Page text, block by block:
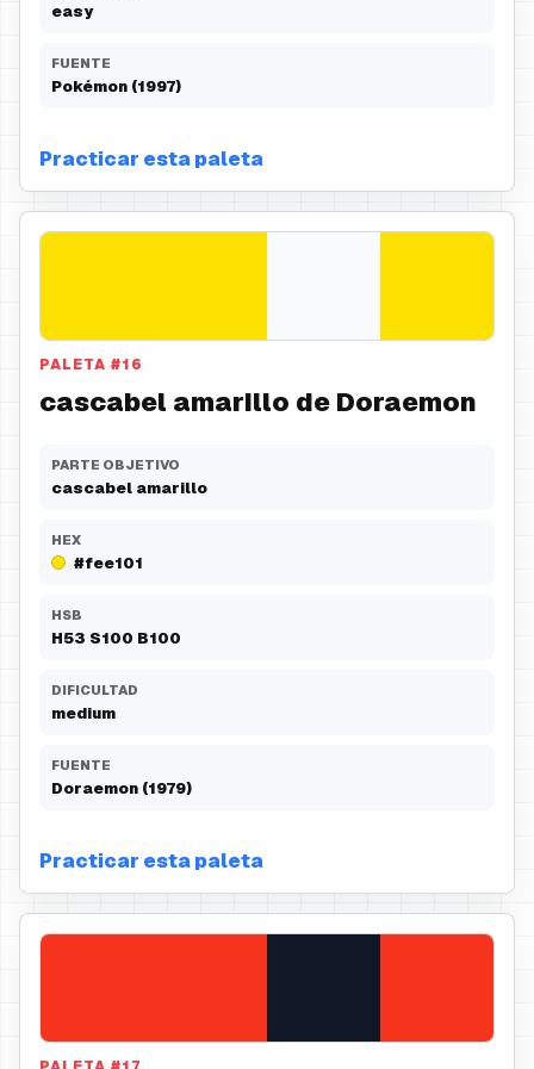
easy
FUENTE
Pokémon (1997)
Practicar esta paleta
PALETA #16
cascabel amarillo de Doraemon
PARTE OBJETIVO
cascabel amarillo
HEX
#fee101
HSB
H53 S100 B100
DIFICULTAD
medium
FUENTE
Doraemon (1979)
Practicar esta paleta